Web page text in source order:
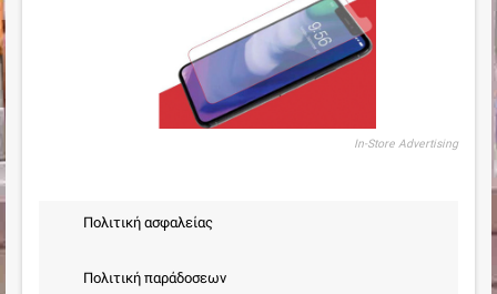
In-Store Advertising
Πολιτική ασφαλείας
Πολιτική παράδοσεων